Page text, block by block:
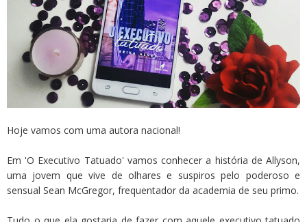
Hoje vamos com uma autora nacional!
Em 'O Executivo Tatuado' vamos conhecer a história de Allyson,
uma jovem que vive de olhares e suspiros pelo poderoso e
sensual Sean McGregor, frequentador da academia de seu primo.